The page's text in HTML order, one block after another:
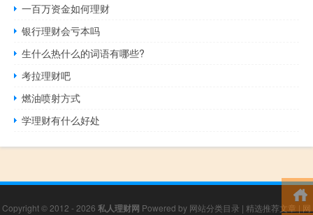
一百万资金如何理财
银行理财会亏本吗
生什么热什么的词语有哪些?
考拉理财吧
燃油喷射方式
学理财有什么好处
Copyright © 2012 - 2026 私人理财网 Powered by 网站分类目录 | 精选推荐文章 | 网